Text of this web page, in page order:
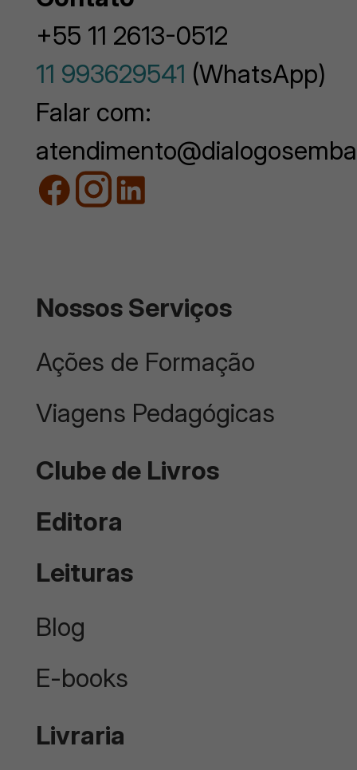
+55 11 2613-0512
11 993629541 (WhatsApp)
Falar com:
Nossos Serviços
Ações de Formação
Viagens Pedagógicas
Clube de Livros
Editora
Leituras
Blog
E-books
Livraria